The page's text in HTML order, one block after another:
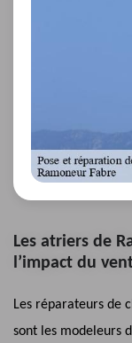
Les atriers de
l’impact du
Les réparateurs de
sont les modeleurs